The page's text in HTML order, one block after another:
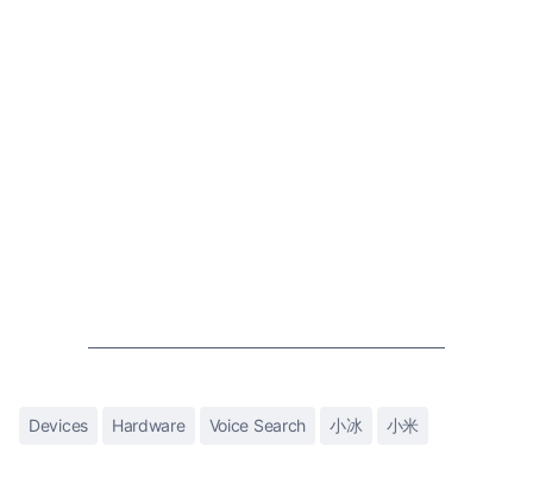
Devices Hardware Voice Search 小冰 小米